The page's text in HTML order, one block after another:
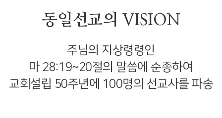
동일선교의 VISION
주님의 지상령령인
마 28:19~20절의 말씀에 순종하여
교회설립 50주년에 100명의 선교사를 파송